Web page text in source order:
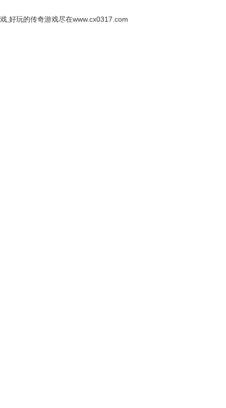
戏,好玩的传奇游戏尽在www.cx0317.com